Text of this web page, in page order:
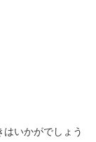
いかがでしょう